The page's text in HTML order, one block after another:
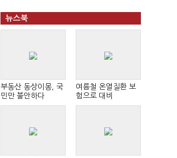
뉴스북
부동산 동상이몽, 국
민만 불안하다
여름철 온열질환 보
험으로 대비